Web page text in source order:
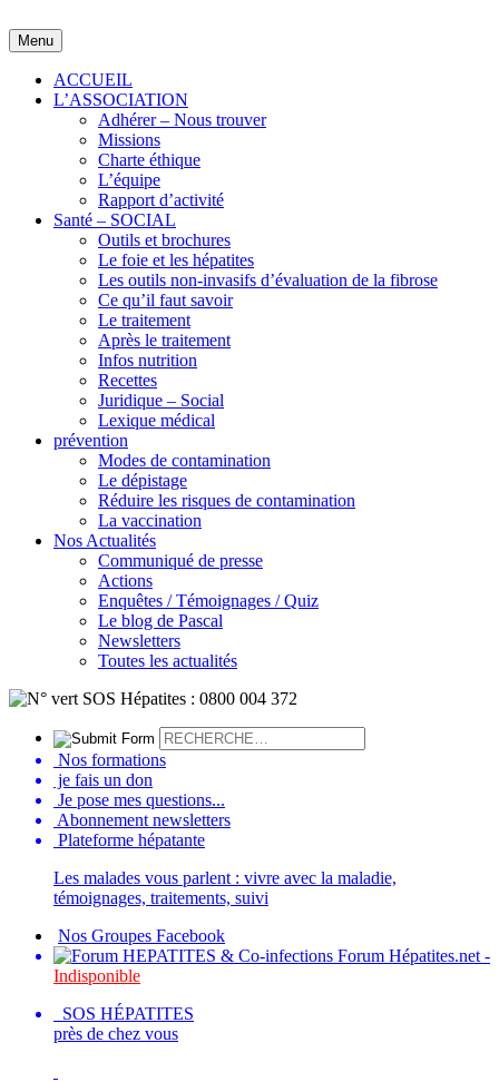
to
content
Menu
ACCUEIL
L’ASSOCIATION
Adhérer – Nous trouver
Missions
Charte éthique
L’équipe
Rapport d’activité
Santé – SOCIAL
Outils et brochures
Le foie et les hépatites
Les outils non-invasifs d’évaluation de la fibrose
Ce qu’il faut savoir
Le traitement
Après le traitement
Infos nutrition
Recettes
Juridique – Social
Lexique médical
prévention
Modes de contamination
Le dépistage
Réduire les risques de contamination
La vaccination
Nos Actualités
Communiqué de presse
Actions
Enquêtes / Témoignages / Quiz
Le blog de Pascal
Newsletters
Toutes les actualités
Nos formations
je fais un don
Je pose mes questions...
Abonnement newsletters
Plateforme hépatante
Les malades vous parlent : vivre avec la maladie,
témoignages, traitements, suivi
Nos Groupes Facebook
Forum Hépatites.net -
Indisponible
SOS HÉPATITES
près de chez vous